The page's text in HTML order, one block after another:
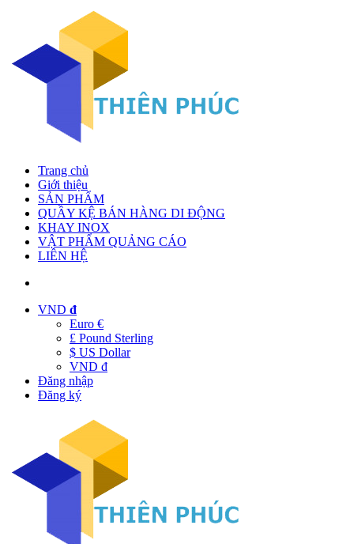
Trang chủ
Giới thiệu
SẢN PHẨM
QUẦY KỆ BÁN HÀNG DI ĐỘNG
KHAY INOX
VẬT PHẨM QUẢNG CÁO
LIÊN HỆ
VND đ
Euro €
£ Pound Sterling
$ US Dollar
VND đ
Đăng nhập
Đăng ký